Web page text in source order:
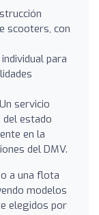
scooters, con
para
Un servicio
del estado
en la
del DMV.
a una flota
modelos
elegidos por